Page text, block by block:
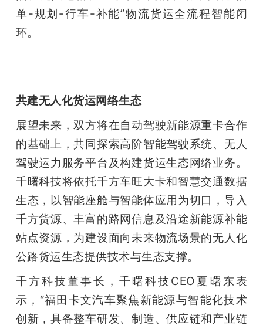
单-规划-行车-补能”物流货运全流程智能闭
环。
共建无人化货运网络生态
展望未来，双方将在自动驾驶新能源重卡合作
的基础上，共同探索高阶智能驾驶系统、无人
驾驶运力服务平台及构建货运生态网络业务。
千曙科技将依托千方车旺大卡和智慧交通数据
生态，以智能座舱与智能体应用为切口，导入
千方货源、丰富的路网信息及沿途新能源补能
站点资源，为建设面向未来物流场景的无人化
公路货运生态提供技术与生态支撑。
千方科技董事长，千曙科技CEO夏曙东表
示，“福田卡文汽车聚焦新能源与智能化技术
创新，具备整车研发、制造、供应链和产业链